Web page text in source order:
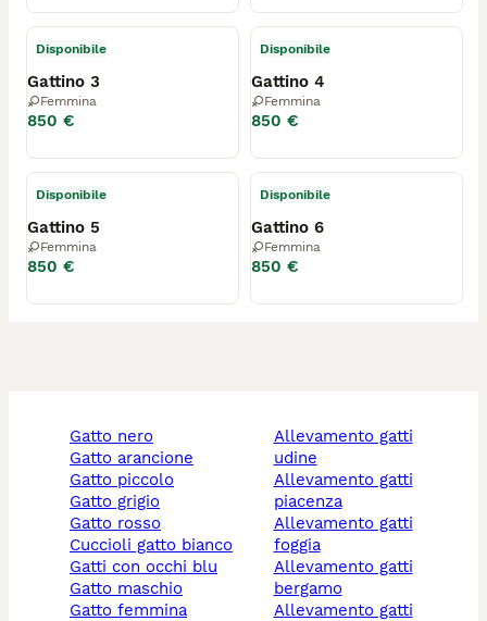
Disponibile
Gattino 3
Femmina
850 €
Disponibile
Gattino 4
Femmina
850 €
Disponibile
Gattino 5
Femmina
850 €
Disponibile
Gattino 6
Femmina
850 €
gatto nero
gatto arancione
gatto piccolo
gatto grigio
gatto rosso
cuccioli gatto bianco
gatti con occhi blu
gatto maschio
gatto femmina
allevamento gatti
udine
allevamento gatti
piacenza
allevamento gatti
foggia
allevamento gatti
bergamo
allevamento gatti